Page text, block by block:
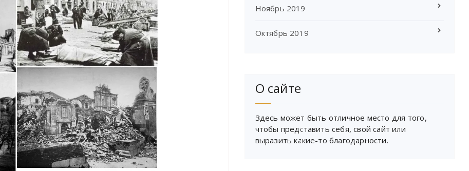
Ноябрь 2019
Октябрь 2019
О сайте
Здесь может быть отличное место для того,
чтобы представить себя, свой сайт или
выразить какие-то благодарности.